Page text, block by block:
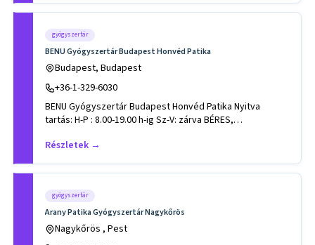
gyógyszertár
BENU Gyógyszertár Budapest Honvéd Patika
Budapest, Budapest
+36-1-329-6030
BENU Gyógyszertár Budapest Honvéd Patika Nyitva
tartás: H-P : 8.00-19.00 h-ig Sz-V: zárva BÉRES,
Részletek →
gyógyszertár
Arany Patika Gyógyszertár Nagykőrös
Nagykőrös , Pest